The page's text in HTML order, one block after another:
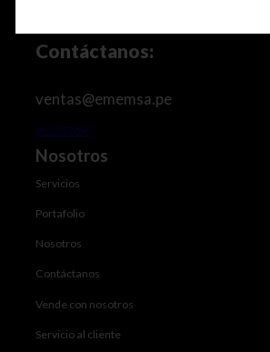
Contáctanos:
ventas@ememsa.pe
952252097
Nosotros
Servicios
Portafolio
Nosotros
Contáctanos
Vende con nosotros
Servicio al cliente